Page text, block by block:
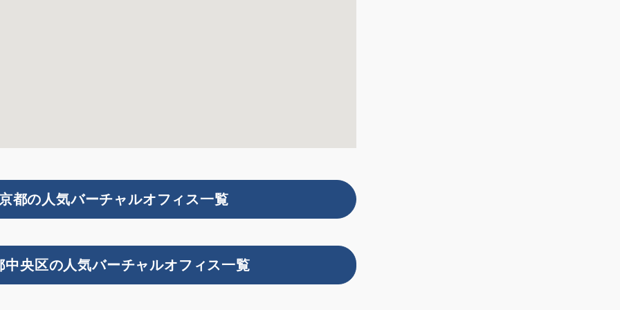
都の人気バーチャルオフィス一覧
中央区の人気バーチャルオフィス一覧